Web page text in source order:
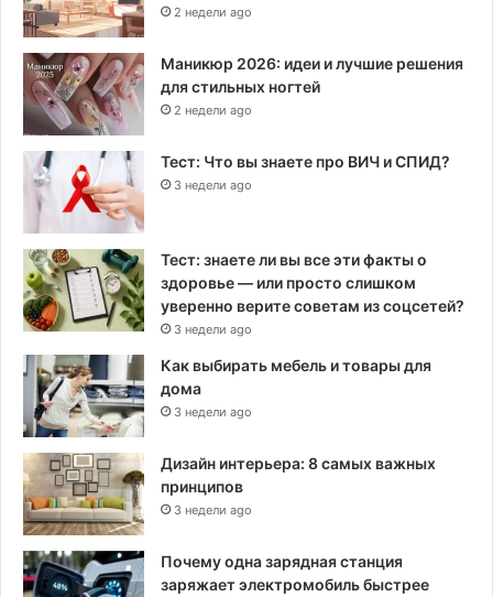
2 недели ago
Маникюр 2026: идеи и лучшие решения
для стильных ногтей
2 недели ago
Тест: Что вы знаете про ВИЧ и СПИД?
3 недели ago
Тест: знаете ли вы все эти факты о
здоровье — или просто слишком
уверенно верите советам из соцсетей?
3 недели ago
Как выбирать мебель и товары для
дома
3 недели ago
Дизайн интерьера: 8 самых важных
принципов
3 недели ago
Почему одна зарядная станция
заряжает электромобиль быстрее